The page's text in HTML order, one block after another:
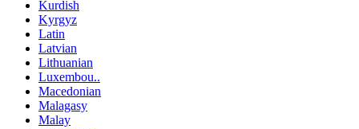
Kurdish
Kyrgyz
Latin
Latvian
Lithuanian
Luxembou..
Macedonian
Malagasy
Malay